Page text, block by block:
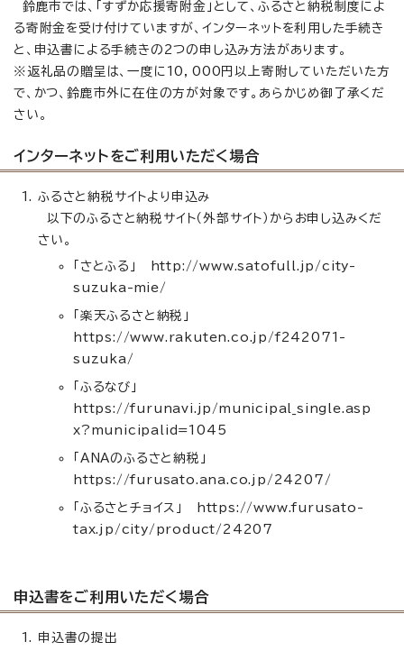
鈴鹿市では、「すずか応援寄附金」として、ふるさと納税制度によ
る寄附金を受け付けていますが、インターネットを利用した手続き
と、申込書による手続きの2つの申し込み方法があります。
※返礼品の贈呈は、一度に10，000円以上寄附していただいた方
で、かつ、鈴鹿市外に在住の方が対象です。あらかじめ御了承くだ
さい。
インターネットをご利用いただく場合
ふるさと納税サイトより申込み
以下のふるさと納税サイト（外部サイト）からお申し込みくだ
さい。
「さとふる」 http://www.satofull.jp/city-
suzuka-mie/
「楽天ふるさと納税」
https://www.rakuten.co.jp/f242071-
suzuka/
「ふるなび」
https://furunavi.jp/municipal_single.asp
x?municipalid=1045
「ANAのふるさと納税」
https://furusato.ana.co.jp/24207/
「ふるさとチョイス」 https://www.furusato-
tax.jp/city/product/24207
申込書をご利用いただく場合
申込書の提出